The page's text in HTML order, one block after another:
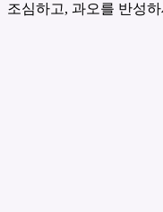
조심하고, 과오를 반성